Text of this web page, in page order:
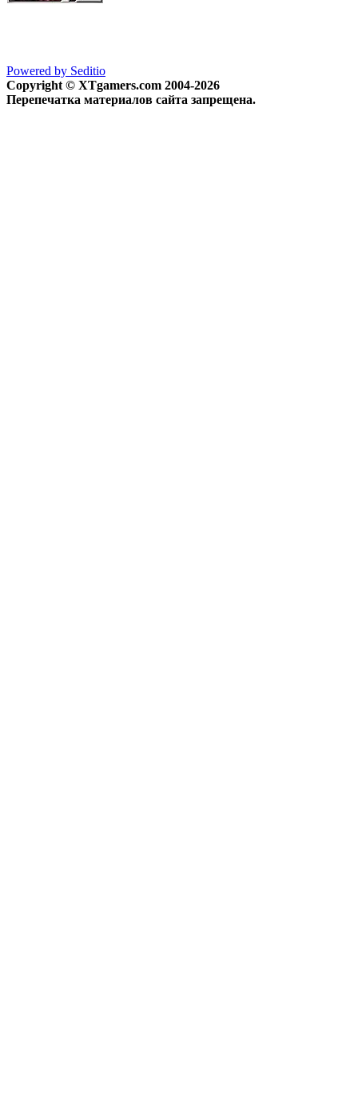
Powered by Seditio
Copyright © XTgamers.com 2004-2026
Перепечатка материалов сайта запрещена.